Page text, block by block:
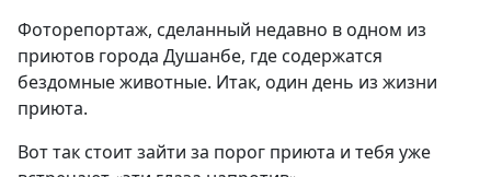
Фоторепортаж, сделанный недавно в одном из
приютов города Душанбе, где содержатся
бездомные животные. Итак, один день из жизни
приюта.
Вот так стоит зайти за порог приюта и тебя уже